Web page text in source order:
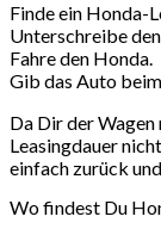
Finde ein Honda-
Unterschreibe
Fahre den Honda.
Gib das Auto
Da Dir der Wagen
Leasingdauer
einfach zurück
Wo findest Du